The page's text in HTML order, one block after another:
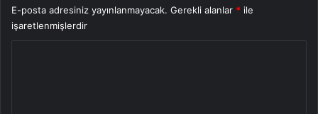
E-posta adresiniz yayınlanmayacak. Gerekli alanlar * ile
işaretlenmişlerdir